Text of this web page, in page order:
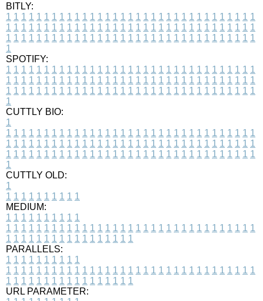
BITLY:
1 1 1 1 1 1 1 1 1 1 1 1 1 1 1 1 1 1 1 1 1 1 1 1 1 1 1 1 1 1 1 1 1
1 1 1 1 1 1 1 1 1 1 1 1 1 1 1 1 1 1 1 1 1 1 1 1 1 1 1 1 1 1 1 1 1
1 1 1 1 1 1 1 1 1 1 1 1 1 1 1 1 1 1 1 1 1 1 1 1 1 1 1 1 1 1 1 1 1
1
SPOTIFY:
1 1 1 1 1 1 1 1 1 1 1 1 1 1 1 1 1 1 1 1 1 1 1 1 1 1 1 1 1 1 1 1 1
1 1 1 1 1 1 1 1 1 1 1 1 1 1 1 1 1 1 1 1 1 1 1 1 1 1 1 1 1 1 1 1 1
1 1 1 1 1 1 1 1 1 1 1 1 1 1 1 1 1 1 1 1 1 1 1 1 1 1 1 1 1 1 1 1 1
1
CUTTLY BIO:
1
1 1 1 1 1 1 1 1 1 1 1 1 1 1 1 1 1 1 1 1 1 1 1 1 1 1 1 1 1 1 1 1 1
1 1 1 1 1 1 1 1 1 1 1 1 1 1 1 1 1 1 1 1 1 1 1 1 1 1 1 1 1 1 1 1 1
1 1 1 1 1 1 1 1 1 1 1 1 1 1 1 1 1 1 1 1 1 1 1 1 1 1 1 1 1 1 1 1 1
1
CUTTLY OLD:
1
1 1 1 1 1 1 1 1 1 1
MEDIUM:
1 1 1 1 1 1 1 1 1 1
1 1 1 1 1 1 1 1 1 1 1 1 1 1 1 1 1 1 1 1 1 1 1 1 1 1 1 1 1 1 1 1 1
1 1 1 1 1 1 1 1 1 1 1 1 1 1 1 1 1
PARALLELS:
1 1 1 1 1 1 1 1 1 1
1 1 1 1 1 1 1 1 1 1 1 1 1 1 1 1 1 1 1 1 1 1 1 1 1 1 1 1 1 1 1 1 1
1 1 1 1 1 1 1 1 1 1 1 1 1 1 1 1 1
URL PARAMETER: